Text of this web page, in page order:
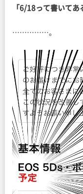
「6/18って書いてあ
……………。